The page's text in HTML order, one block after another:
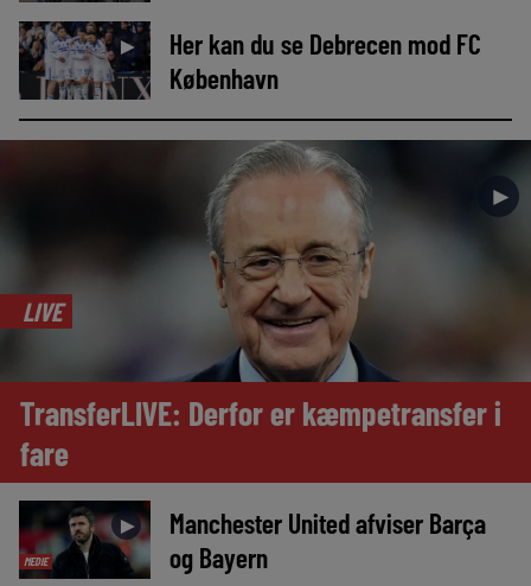
►
Her kan du se Debrecen mod FC
København
►
LIVE
TransferLIVE: Derfor er kæmpetransfer i
fare
MEDIE
►
Manchester United afviser Barça
og Bayern